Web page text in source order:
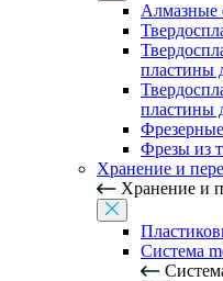
Алмазные
пластины
пластины
Фрезы из
Хранение и
Хранение и
Система